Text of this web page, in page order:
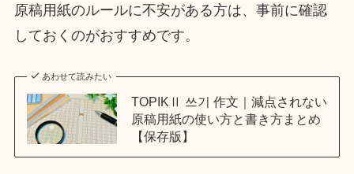
原稿用紙のルールに不安がある方は、事前に確認
しておくのがおすすめです。
あわせて読みたい
TOPIKⅡ 쓰기 作文｜減点されない
原稿用紙の使い方と書き方まとめ
【保存版】